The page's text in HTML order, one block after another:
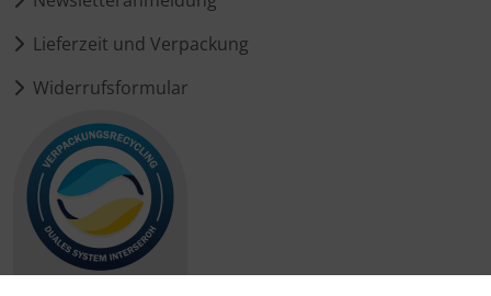
Lieferzeit und Verpackung
Widerrufsformular